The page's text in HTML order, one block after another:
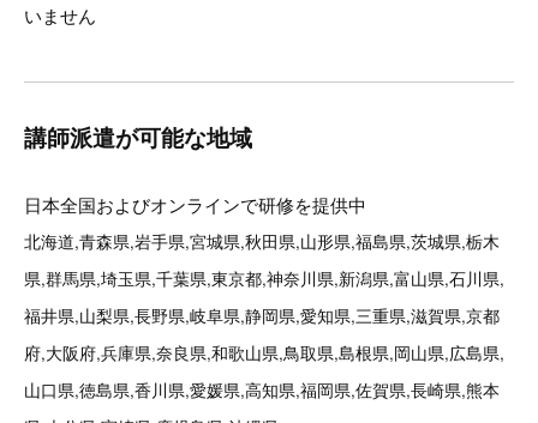
いません
講師派遣が可能な地域
日本全国およびオンラインで研修を提供中
北海道,青森県,岩手県,宮城県,秋田県,山形県,福島県,茨城県,栃木
県,群馬県,埼玉県,千葉県,東京都,神奈川県,新潟県,富山県,石川県,
福井県,山梨県,長野県,岐阜県,静岡県,愛知県,三重県,滋賀県,京都
府,大阪府,兵庫県,奈良県,和歌山県,鳥取県,島根県,岡山県,広島県,
山口県,徳島県,香川県,愛媛県,高知県,福岡県,佐賀県,長崎県,熊本